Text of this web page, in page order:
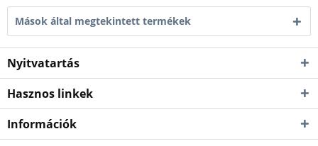
Mások által megtekintett termékek
Nyitvatartás
Hasznos linkek
Információk